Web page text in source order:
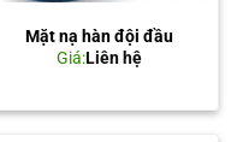
Mặt nạ hàn đội đầu
Giá:Liên hệ